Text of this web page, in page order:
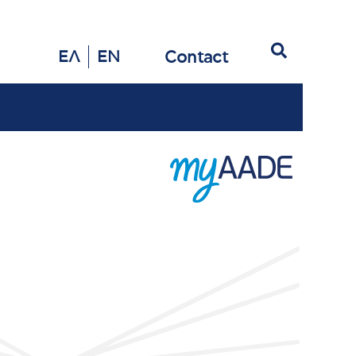
ΕΛ EN Contact